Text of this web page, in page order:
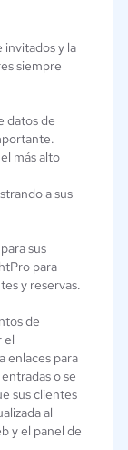
invitados y la
siempre
datos de
más alto
a sus
sus
para
y reservas.
de
el
enlaces para
o se
sus clientes
al
y el panel de